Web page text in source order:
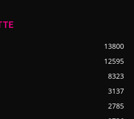
13800
12595
8323
3137
2785